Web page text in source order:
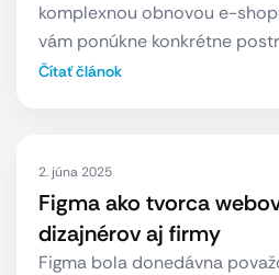
komplexnou obnovou e-
vám ponúkne konkrétne
Čítať článok
2. júna 2025
Figma ako tvorca
dizajnérov aj firmy
Figma bola donedávna